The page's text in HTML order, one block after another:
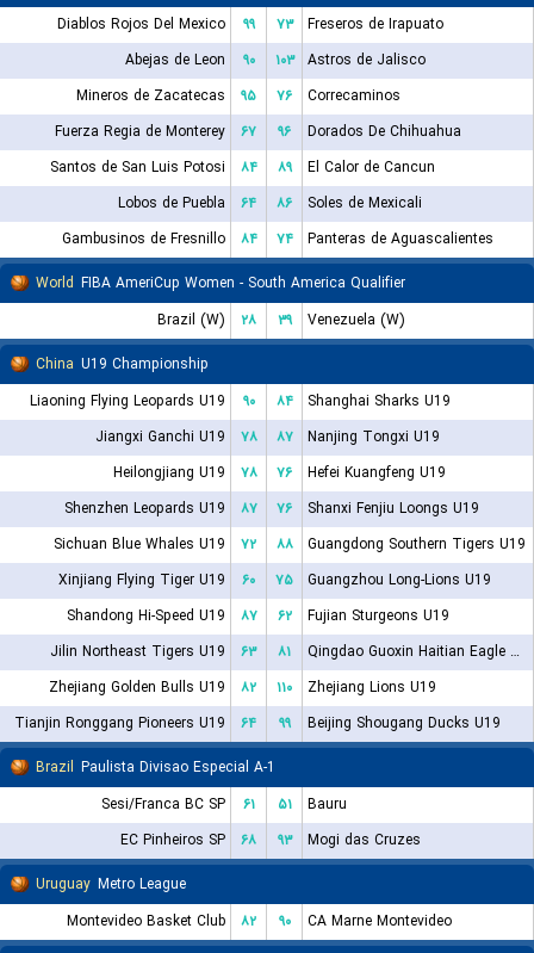
Diablos Rojos Del Mexico
۹۹ ۷۳
Freseros de Irapuato
Abejas de Leon
۹۰ ۱۰۳
Astros de Jalisco
Mineros de Zacatecas
۹۵ ۷۶
Correcaminos
Fuerza Regia de Monterey
۶۷ ۹۶
Dorados De Chihuahua
Santos de San Luis Potosi
۸۴ ۸۹
El Calor de Cancun
Lobos de Puebla
۶۴ ۸۶
Soles de Mexicali
Gambusinos de Fresnillo
۸۴ ۷۴
Panteras de Aguascalientes
World FIBA AmeriCup Women - South America Qualifier
Brazil (W)
۲۸ ۳۹
Venezuela (W)
China U19 Championship
Liaoning Flying Leopards U19
۹۰ ۸۴
Shanghai Sharks U19
Jiangxi Ganchi U19
۷۸ ۸۷
Nanjing Tongxi U19
Heilongjiang U19
۷۸ ۷۶
Hefei Kuangfeng U19
Shenzhen Leopards U19
۸۷ ۷۶
Shanxi Fenjiu Loongs U19
Sichuan Blue Whales U19
۷۲ ۸۸
Guangdong Southern Tigers U19
Xinjiang Flying Tiger U19
۶۰ ۷۵
Guangzhou Long-Lions U19
Shandong Hi-Speed U19
۸۷ ۶۲
Fujian Sturgeons U19
Jilin Northeast Tigers U19
۶۳ ۸۱
Qingdao Guoxin Haitian Eagle U19
Zhejiang Golden Bulls U19
۸۲ ۱۱۰
Zhejiang Lions U19
Tianjin Ronggang Pioneers U19
۶۴ ۹۹
Beijing Shougang Ducks U19
Brazil Paulista Divisao Especial A-1
Sesi/Franca BC SP
۶۱ ۵۱
Bauru
EC Pinheiros SP
۶۸ ۹۳
Mogi das Cruzes
Uruguay Metro League
Montevideo Basket Club
۸۲ ۹۰
CA Marne Montevideo